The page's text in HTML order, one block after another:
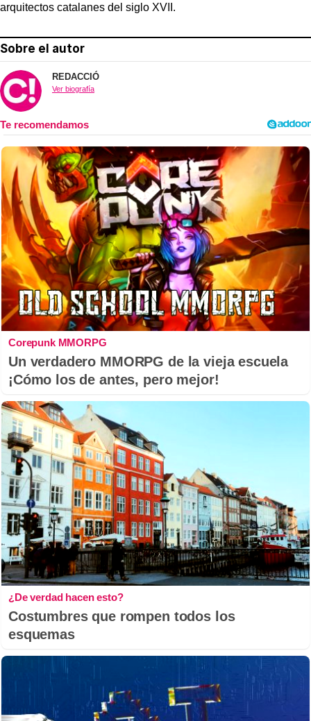
arquitectos catalanes del siglo XVII.
Sobre el autor
REDACCIÓ
Ver biografía
Corepunk MMORPG
Un verdadero MMORPG de la vieja escuela
¡Cómo los de antes, pero mejor!
¿De verdad hacen esto?
Costumbres que rompen todos los
esquemas